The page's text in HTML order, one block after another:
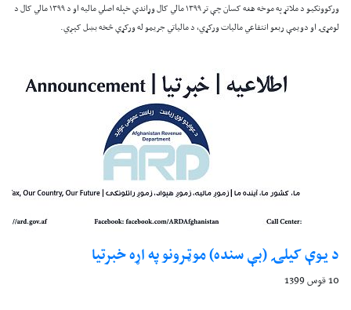
ورکوونکيو د ملاتړ په موخه هغه کسان چې تر ۱۳۹۹ مالي کال وړاندې خپله اصلي ماليه او د ۱۳۹۹ مالي کال د
لومړۍ او دويمې ربعو انتفاعي ماليات ورکړي، د مالياتي جريمو له ورکړې څخه بښل کېږي.
د يوې کيلۍ (بې سنده) موټرونو په اړه خبرتيا
10 قوس 1399